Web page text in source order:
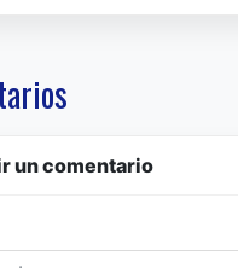
un comentario